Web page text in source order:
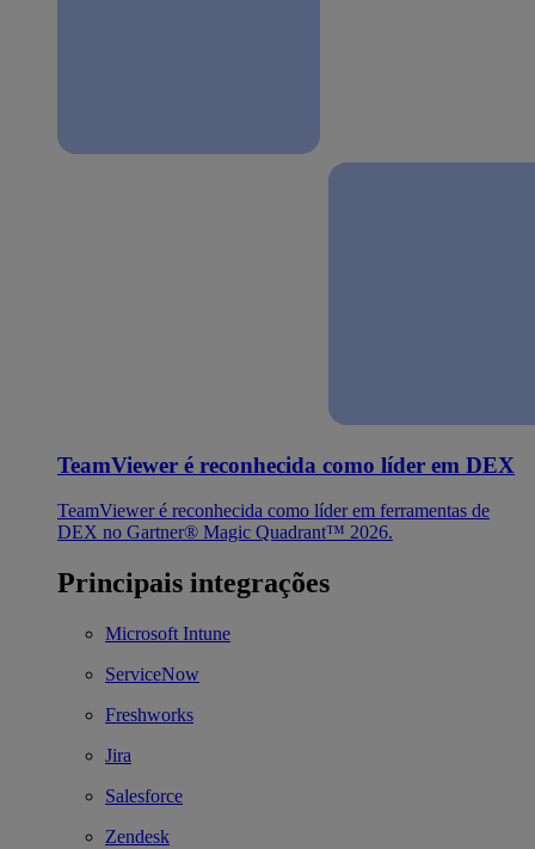
TeamViewer é reconhecida como líder em DEX
TeamViewer é reconhecida como líder em ferramentas de
DEX no Gartner® Magic Quadrant™ 2026.
Principais integrações
Microsoft Intune
ServiceNow
Freshworks
Jira
Salesforce
Zendesk